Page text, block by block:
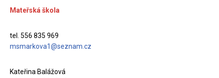
Mateřská škola
tel. 556 835 969
msmarkova1@seznam.cz
Kateřina Balážová